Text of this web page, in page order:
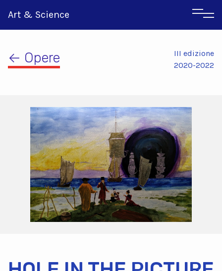
Art & Science
Inglese
Greco
← Opere
III edizione
2020-2022